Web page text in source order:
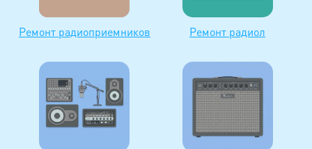
Ремонт радиоприемников Ремонт радиол